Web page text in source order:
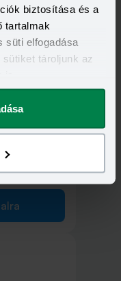
biztosítása és a
tartalmak
süti elfogadása
tároljunk az
utca 7-